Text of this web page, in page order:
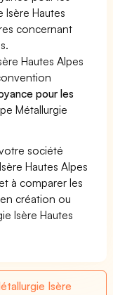
Hautes
concernant
Hautes Alpes
pour les
Métallurgie
société
Hautes Alpes
à comparer les
création ou
Isère Hautes
Isère